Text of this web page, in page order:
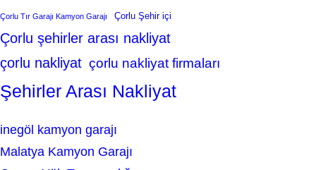
Çorlu Tır Garajı Kamyon Garajı Çorlu Şehir içi
Çorlu şehirler arası nakliyat
çorlu nakliyat çorlu nakliyat firmaları
Şehirler Arası Nakliyat
inegöl kamyon garajı
Malatya Kamyon Garajı